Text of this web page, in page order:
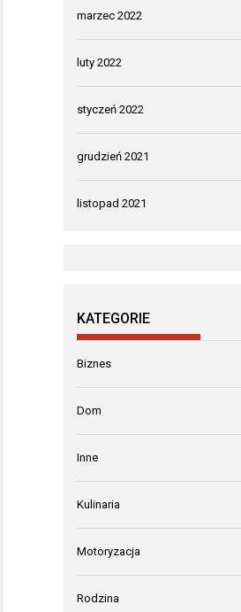
marzec 2022
luty 2022
styczeń 2022
grudzień 2021
listopad 2021
KATEGORIE
Biznes
Dom
Inne
Kulinaria
Motoryzacja
Rodzina